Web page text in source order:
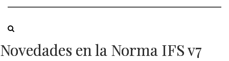
Novedades en la Norma IFS v7